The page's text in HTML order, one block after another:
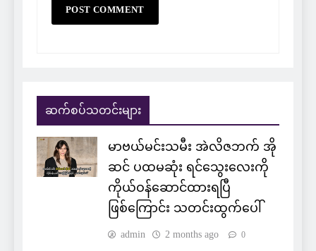
ဆက်စပ်သတင်းများ
မာဗယ်မင်းသမီး အဲလိဇဘက် အို
ဆင် ပထမဆုံး ရင်သွေးလေးကို
ကိုယ်ဝန်ဆောင်ထားရပြီ
ဖြစ်ကြောင်း သတင်းထွက်ပေါ်
admin 2 months ago 0